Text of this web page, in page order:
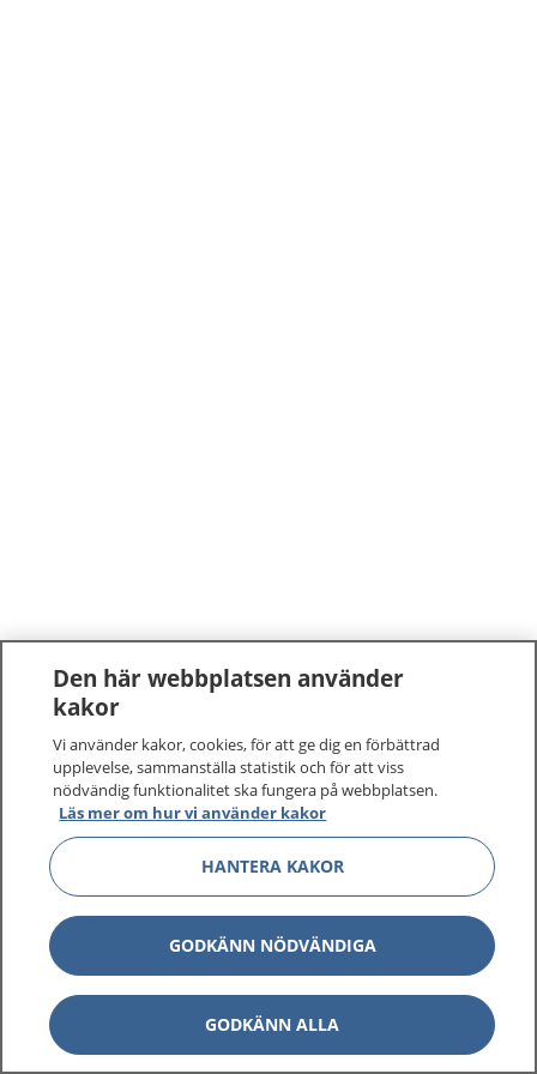
Den här webbplatsen använder
kakor
Vi använder kakor, cookies, för att ge dig en förbättrad
upplevelse, sammanställa statistik och för att viss
nödvändig funktionalitet ska fungera på webbplatsen.
Läs mer om hur vi använder kakor
HANTERA KAKOR
GODKÄNN NÖDVÄNDIGA
GODKÄNN ALLA